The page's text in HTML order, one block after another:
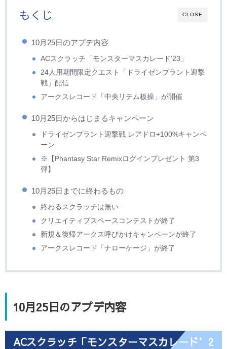
CLOSE
もくじ
10月25日のアプデ内容
ACスクラッチ「モンスターマスカレード’23」
24人用期間限定クエスト「ドライゼンプラント迎撃
戦」配信
アークスレコード「中央リテム板操」が開催
10月25日からはじまるキャンペーン
ドライゼンプラント迎撃戦 レアドロ+100%キャンペ
ーン
※【Phantasy Star Remixログインプレゼント 第3
弾】
10月25日までに終わるもの
終わるスクラッチは無い
クリエイティブスペースコンテストが終了
新規＆復帰アークス呼びかけキャンペーンが終了
アークスレコード「ナローケージ」が終了
10月25日のアプデ内容
ACスクラッチ「モンスターマスカレード’2